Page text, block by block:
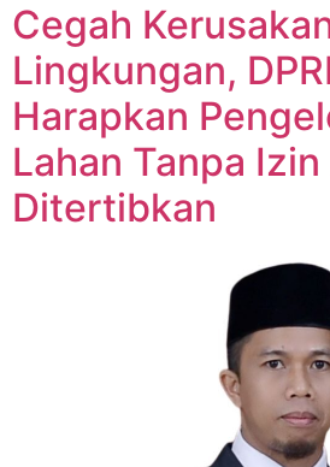
Cegah
Lingkungan,
Harapkan
Lahan Tanpa
Ditertibkan